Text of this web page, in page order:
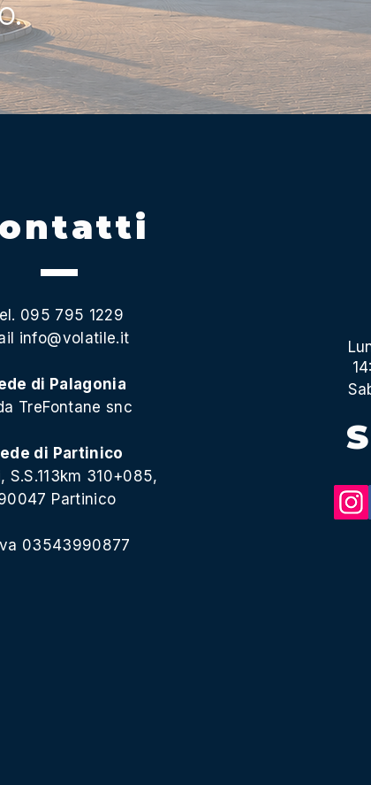
095 795 1229
info@volatile.it
di Palagonia
TreFontane snc
di Partinico
S.S.113km 310+085,
Partinico
03543990877